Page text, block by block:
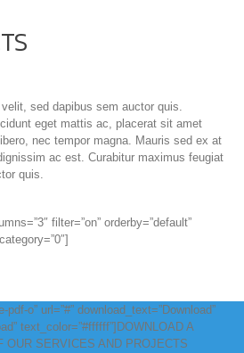
sed dapibus sem auctor quis.
eget mattis ac, placerat sit amet
nec tempor magna. Mauris sed ex at
ac est. Curabitur maximus feugiat
quis.
filter=”on” orderby=”default”
o” url=”#” download_text=”Download”
text_color=”#ffffff”]DOWNLOAD A
OUR SERVICES AND PROJECTS